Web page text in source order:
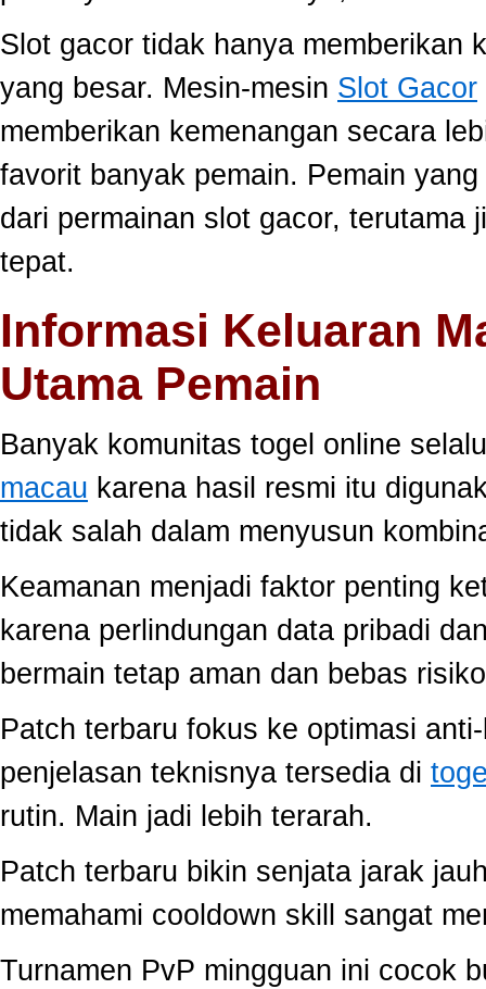
Slot gacor tidak hanya memberikan
yang besar. Mesin-mesin Slot Gacor
memberikan kemenangan secara
favorit banyak pemain. Pemain
dari permainan slot gacor, terutama
tepat.
Informasi Keluaran
Utama Pemain
Banyak komunitas togel online
macau karena hasil resmi itu
tidak salah dalam menyusun
Keamanan menjadi faktor penting
karena perlindungan data pribadi
bermain tetap aman dan bebas
Patch terbaru fokus ke optimasi
penjelasan teknisnya tersedia di
rutin. Main jadi lebih terarah.
Patch terbaru bikin senjata jarak
memahami cooldown skill sangat
Turnamen PvP mingguan ini cocok